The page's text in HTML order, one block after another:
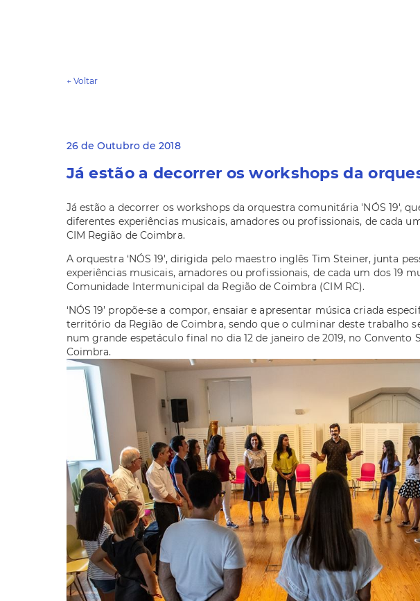
← Voltar
26 de Outubro de 2018
Já estão a decorrer os workshops da
Já estão a decorrer os workshops da orquestra comunitária 'NÓS 19',
diferentes experiências musicais, amadores ou profissionais, de cada
CIM Região de Coimbra.
A orquestra ‘NÓS 19', dirigida pelo maestro inglês Tim Steiner, junta
experiências musicais, amadores ou profissionais, de cada um dos 19
Comunidade Intermunicipal da Região de Coimbra (CIM RC).
‘NÓS 19’ propõe-se a compor, ensaiar e apresentar música criada
território da Região de Coimbra, sendo que o culminar deste trabalho
num grande espetáculo final no dia 12 de janeiro de 2019, no Convento
Coimbra.